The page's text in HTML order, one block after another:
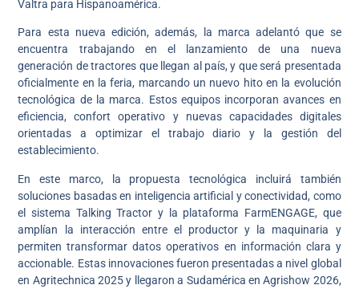
Valtra para Hispanoamérica.
Para esta nueva edición, además, la marca adelantó que se
encuentra trabajando en el lanzamiento de una nueva
generación de tractores que llegan al país, y que será presentada
oficialmente en la feria, marcando un nuevo hito en la evolución
tecnológica de la marca. Estos equipos incorporan avances en
eficiencia, confort operativo y nuevas capacidades digitales
orientadas a optimizar el trabajo diario y la gestión del
establecimiento.
En este marco, la propuesta tecnológica incluirá también
soluciones basadas en inteligencia artificial y conectividad, como
el sistema Talking Tractor y la plataforma FarmENGAGE, que
amplían la interacción entre el productor y la maquinaria y
permiten transformar datos operativos en información clara y
accionable. Estas innovaciones fueron presentadas a nivel global
en Agritechnica 2025 y llegaron a Sudamérica en Agrishow 2026,